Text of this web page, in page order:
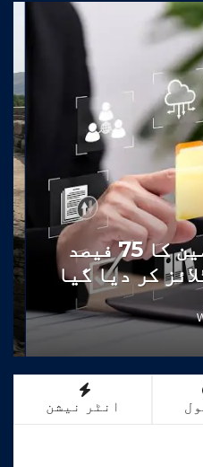
وفاقی سرکاری ملازمین کا 75 فیصد
کر دیا گیا
انٹر نیشن